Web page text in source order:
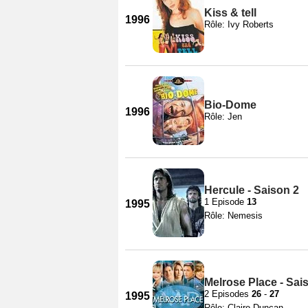
1996
Kiss & tell
Rôle: Ivy Roberts
1996
Bio-Dome
Rôle: Jen
1995
Hercule - Saison 2
1 Episode 13
Rôle: Nemesis
1995
Melrose Place -
2 Episodes 26 - 27